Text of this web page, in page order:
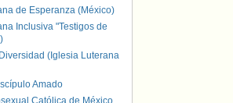
de Esperanza (México)
Inclusiva "Testigos de
(Iglesia Luterana
Amado
Católica de México